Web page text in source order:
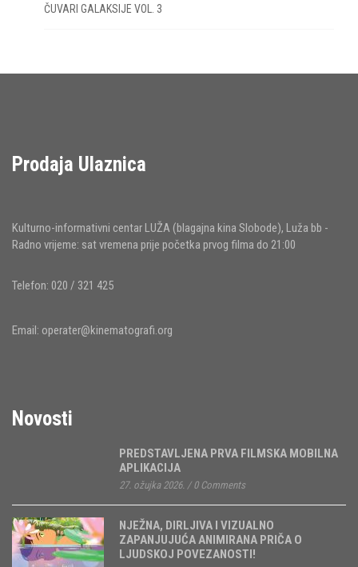
ČUVARI GALAKSIJE VOL. 3
Prodaja Ulaznica
Kulturno-informativni centar LUŽA (blagajna kina Slobode), Luža bb -
Radno vrijeme: sat vremena prije početka prvog filma do 21:00
Telefon: 020 / 321 425
Email: operater@kinematografi.org
Novosti
PREDSTAVLJENA PRVA FILMSKA MOBILNA
APLIKACIJA
27. ožujka 2026. / 0 Comments
NJEŽNA, DIRLJIVA I VIZUALNO
ZAPANJUJUĆA ANIMIRANA PRIČA O
LJUDSKOJ POVEZANOSTI!